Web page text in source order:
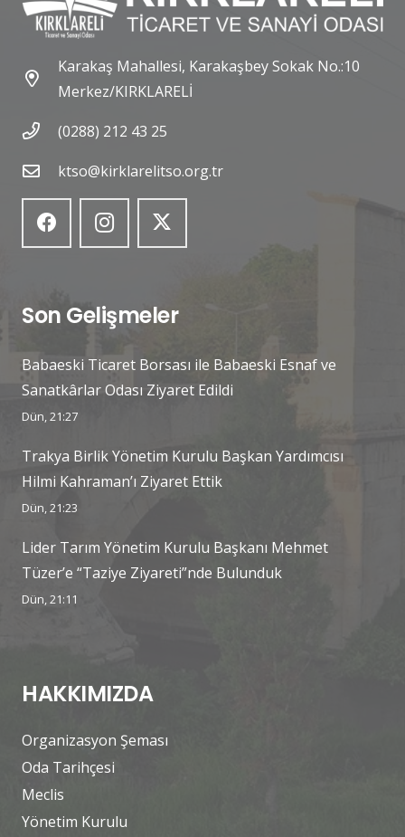
Karakaş Mahallesi, Karakaşbey Sokak No.:10
Merkez/KIRKLARELİ
(0288) 212 43 25
ktso@kirklarelitso.org.tr
Son Gelişmeler
Babaeski Ticaret Borsası ile Babaeski Esnaf ve
Sanatkârlar Odası Ziyaret Edildi
Dün, 21:27
Trakya Birlik Yönetim Kurulu Başkan Yardımcısı
Hilmi Kahraman’ı Ziyaret Ettik
Dün, 21:23
Lider Tarım Yönetim Kurulu Başkanı Mehmet
Tüzer’e “Taziye Ziyareti”nde Bulunduk
Dün, 21:11
HAKKIMIZDA
Organizasyon Şeması
Oda Tarihçesi
Meclis
Yönetim Kurulu